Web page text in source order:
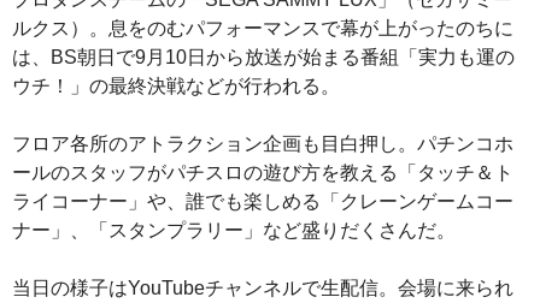
ルクス）。息をのむパフォーマンスで幕が上がったのちに
は、BS朝日で9月10日から放送が始まる番組「実力も運の
ウチ！」の最終決戦などが行われる。
フロア各所のアトラクション企画も目白押し。パチンコホ
ールのスタッフがパチスロの遊び方を教える「タッチ＆ト
ライコーナー」や、誰でも楽しめる「クレーンゲームコー
ナー」、「スタンプラリー」など盛りだくさんだ。
当日の様子はYouTubeチャンネルで生配信。会場に来られ